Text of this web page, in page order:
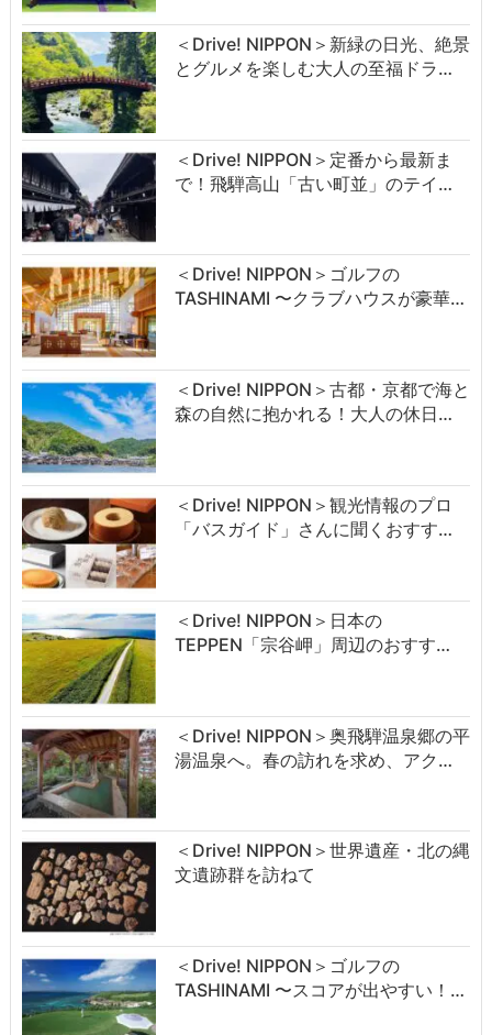
＜Drive! NIPPON＞新緑の日光、絶景
とグルメを楽しむ大人の至福ドラ…
＜Drive! NIPPON＞定番から最新ま
で！飛騨高山「古い町並」のテイ…
＜Drive! NIPPON＞ゴルフの
TASHINAMI 〜クラブハウスが豪華…
＜Drive! NIPPON＞古都・京都で海と
森の自然に抱かれる！大人の休日…
＜Drive! NIPPON＞観光情報のプロ
「バスガイド」さんに聞くおすす…
＜Drive! NIPPON＞日本の
TEPPEN「宗谷岬」周辺のおすす…
＜Drive! NIPPON＞奥飛騨温泉郷の平
湯温泉へ。春の訪れを求め、アク…
＜Drive! NIPPON＞世界遺産・北の縄
文遺跡群を訪ねて
＜Drive! NIPPON＞ゴルフの
TASHINAMI 〜スコアが出やすい！…